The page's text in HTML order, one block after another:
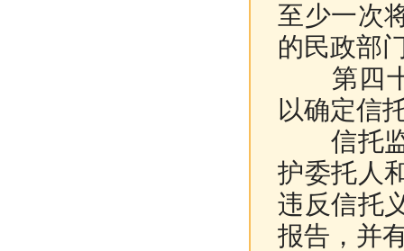
至少一次
的民政部
第四十
以确定信
信托监
护委托人
违反信托
报告，并